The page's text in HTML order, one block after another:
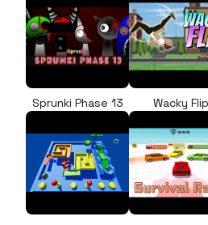
Sprunki Phase 13 Wacky Flip